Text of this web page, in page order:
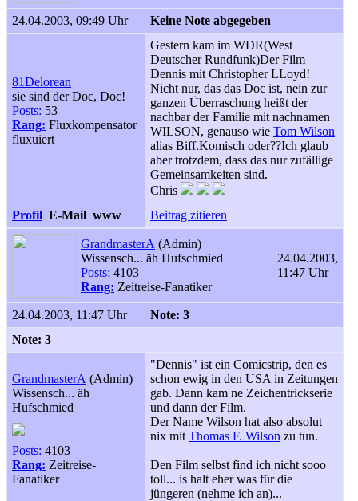
24.04.2003, 09:49 Uhr Keine Note abgegeben
81Delorean
sie sind der Doc, Doc!
Posts: 53
Rang: Fluxkompensator
fluxuiert
Gestern kam im WDR(West
Deutscher Rundfunk)Der Film
Dennis mit Christopher LLoyd!
Nicht nur, das das Doc ist, nein zur
ganzen Überraschung heißt der
nachbar der Familie mit nachnamen
WILSON, genauso wie Tom Wilson
alias Biff.Komisch oder??Ich glaub
aber trotzdem, dass das nur zufällige
Gemeinsamkeiten sind.
Chris
Profil E-Mail www Beitrag zitieren
GrandmasterA (Admin)
Wissensch... äh Hufschmied
Posts: 4103
Rang: Zeitreise-Fanatiker
24.04.2003,
11:47 Uhr
24.04.2003, 11:47 Uhr
Note: 3
Note: 3
GrandmasterA (Admin)
Wissensch... äh
Hufschmied
Posts: 4103
Rang: Zeitreise-
Fanatiker
"Dennis" ist ein Comicstrip, den es
schon ewig in den USA in Zeitungen
gab. Dann kam ne Zeichentrickserie
und dann der Film.
Der Name Wilson hat also absolut
nix mit Thomas F. Wilson zu tun.
Den Film selbst find ich nicht sooo
toll... is halt eher was für die
jüngeren (nehme ich an)...